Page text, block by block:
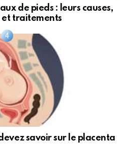
de pieds : leurs causes,
et traitements
savoir sur le placenta